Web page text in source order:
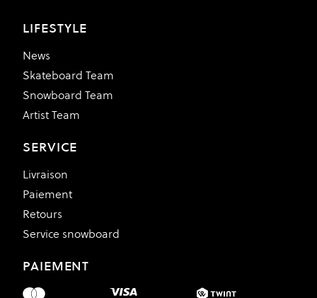
LIFESTYLE
News
Skateboard Team
Snowboard Team
Artist Team
SERVICE
Livraison
Paiement
Retours
Service snowboard
PAIEMENT